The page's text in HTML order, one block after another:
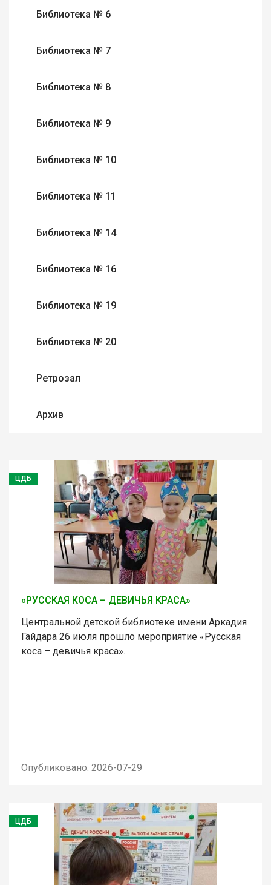
Библиотека № 6
Библиотека № 7
Библиотека № 8
Библиотека № 9
Библиотека № 10
Библиотека № 11
Библиотека № 14
Библиотека № 16
Библиотека № 19
Библиотека № 20
Ретрозал
Архив
ЦДБ
«РУССКАЯ КОСА – ДЕВИЧЬЯ КРАСА»
Центральной детской библиотеке имени Аркадия
Гайдара 26 июля прошло мероприятие «Русская
коса – девичья краса».
Опубликовано: 2026-07-29
ЦДБ